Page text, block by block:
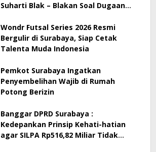
Suharti Blak – Blakan Soal Dugaan
Wondr Futsal Series 2026 Resmi
Bergulir di Surabaya, Siap Cetak
Talenta Muda Indonesia
Pemkot Surabaya Ingatkan
Penyembelihan Wajib di Rumah
Potong Berizin
Banggar DPRD Surabaya :
Kedepankan Prinsip Kehati-hatian
agar SILPA Rp516,82 Miliar Tidak